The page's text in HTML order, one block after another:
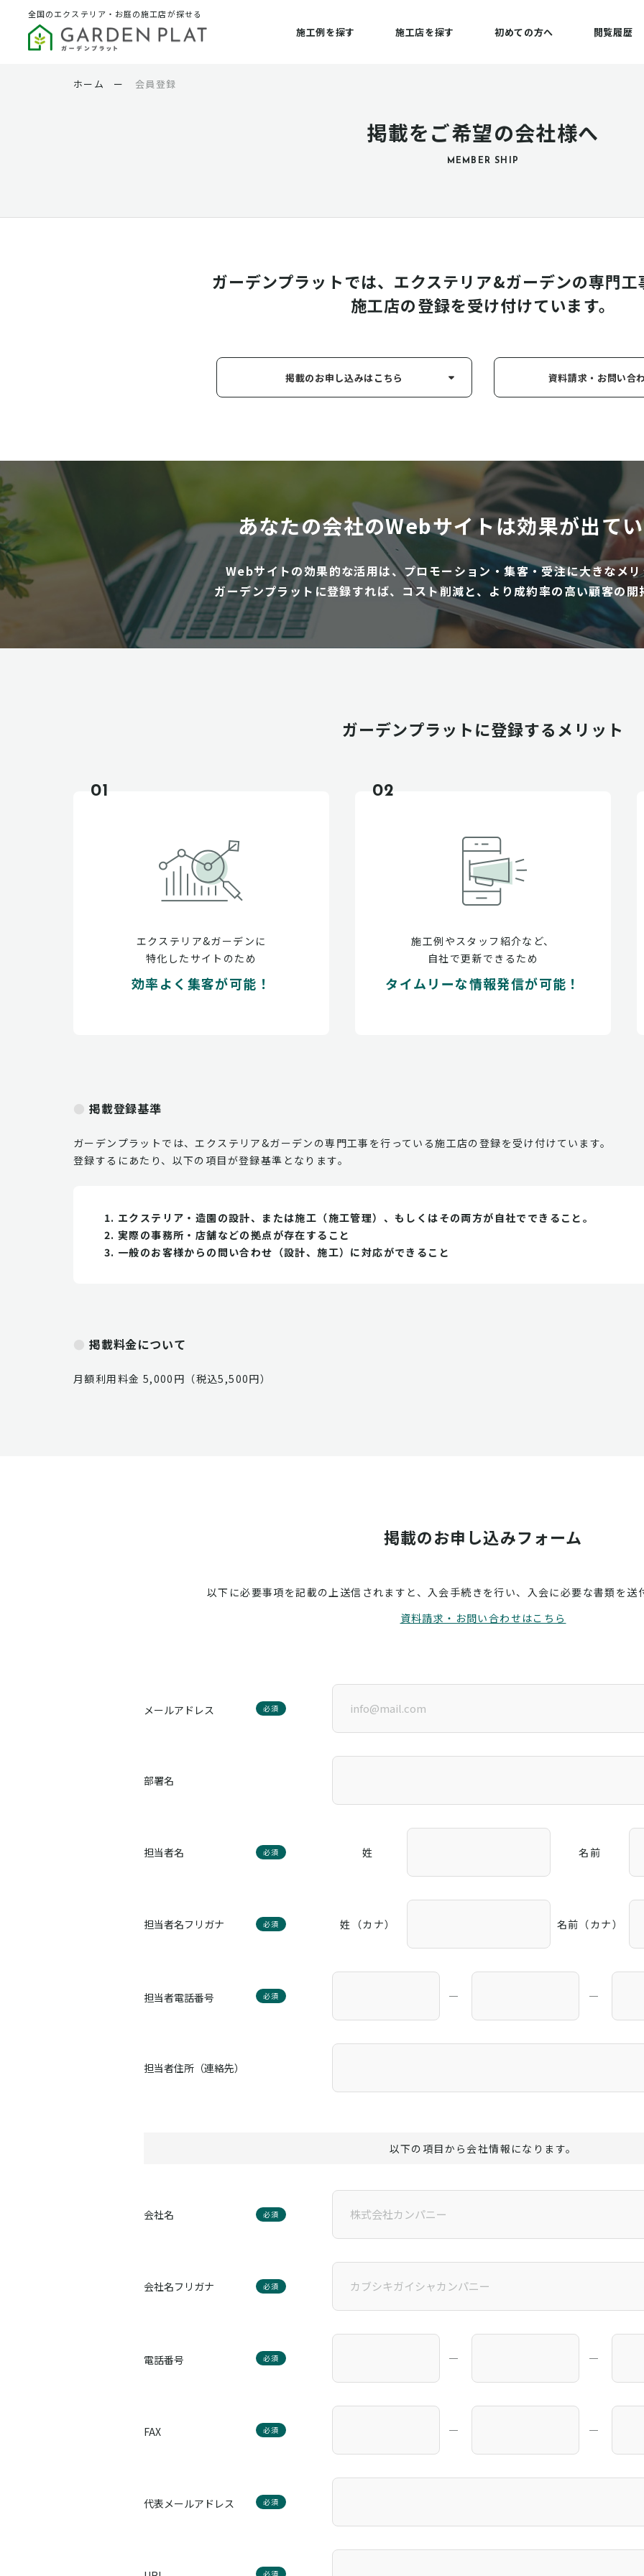
全国のエクステリア・お庭の施工店が探せる
施工例を探す 施工店を探す 初めての方へ 閲覧履歴
掲載をご希望の会社様へ
MEMBER SHIP
ホーム ー 会員登録
ガーデンプラットでは、エクステリア&ガーデンの専門工
施工店の登録を受け付けています。
掲載のお申し込みはこちら 資料請求・お問い合
あなたの会社のWebサイトは効果が出て
Webサイトの効果的な活用は、プロモーション・集客・受注に大きなメ
ガーデンプラットに登録すれば、コスト削減と、より成約率の高い顧客の開
ガーデンプラットに登録するメリット
01
エクステリア&ガーデンに
特化したサイトのため
効率よく集客が可能！
02
施工例やスタッフ紹介など、
自社で更新できるため
タイムリーな情報発信が可能！
掲載登録基準
ガーデンプラットでは、エクステリア&ガーデンの専門工事を行っている施工店の登録を受け付けています。
登録するにあたり、以下の項目が登録基準となります。
エクステリア・造園の設計、または施工（施工管理）、もしくはその両方が自社でできること。
実際の事務所・店舗などの拠点が存在すること
一般のお客様からの問い合わせ（設計、施工）に対応ができること
掲載料金について
月額利用料金 5,000円（税込5,500円）
掲載のお申し込みフォーム
以下に必要事項を記載の上送信されますと、入会手続きを行い、入会に必要な書類を送
資料請求・お問い合わせはこちら
メールアドレス 必須
部署名
担当者名 必須 姓 名前
担当者名フリガナ 必須 姓（カナ） 名前（カナ）
担当者電話番号 必須 ― ―
担当者住所（連絡先）
以下の項目から会社情報になります。
会社名 必須
会社名フリガナ 必須
電話番号 必須 ― ―
FAX 必須 ― ―
代表メールアドレス 必須
必須